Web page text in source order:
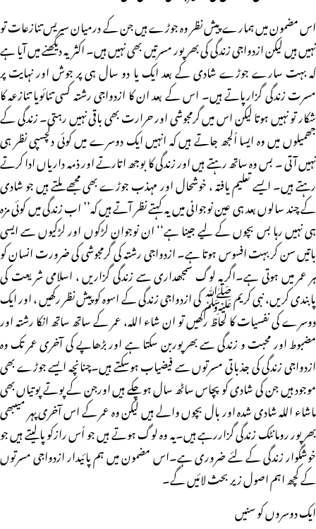
اس مضمون میں ہمارے پیش نظر وہ جوڑے ہیں جن کے درمیان سیریس تنازعات تو
نہیں ہیں لیکن ازدواجی زندگی کی بھرپور مسرتیں بھی نہیں ہیں۔ اکثریہ دیکھنے میں آیا ہے
کہ بہت سارے جوڑے شادی کے بعد ایک یا دو سال ہی پر جوش اور نہایت پر
مسرت زندگی گزارپاتے ہیں۔ اس کے بعد ان کا ازدواجی رشتہ کسی تنائویا تنازعہ کا
شکار تو نہیں ہوتا لیکن اس میں گرمجوشی اور حرارت بھی باقی نہیں رہتی۔ زندگی کے
جھمیلوں میں وہ ایسا اُلجھ جاتے ہیں کہ انہیں ایک دوسرے میں کوئی دلچسپی نظر ہی
نہیں آتی ۔ بس وہ ساتھ رہتے ہیں اور زندگی کا بوجھ اتارتے اور ذمہ داریاں ادا کرتے
رہتے ہیں۔ ایسے تعلیم یافتہ ، خوشحال اور مہذب جوڑے بھی مجھے ملتے ہیں جو شادی
کے چند سالوں بعد ہی عین نوجوانی میں یہ کہتے نظر آتے ہیں کہ’’ اب زندگی میں کوئی مزہ
ہی نہیں رہا بس بچوں کے لیے جینا ہے‘‘ ان نوجوان لڑکوں اور لڑکیوں سے ایسی
باتیں سن کر بہت افسوس ہوتا ہے۔ ازدواجی رشتہ کی گرمجوشی کی ضرورت انسان کو
ہر عمر میں ہوتی ہے۔اگریہ لوگ سمجھداری سے زندگی گزاریں ، اسلامی شر یعت کی
پابندی کریں، نبی کریم ﷺ کی ازدواجی زندگی کے اسوہ کو پیش نظر رکھیں ، اور ایک
دوسرے کی نفسیات کا لحاظ رکھیں تو ان شاء اللہ، عمر کے ساتھ ساتھ انکا رشتہ اور
مضبوط اور محبت و زندگی سے بھرپوربن سکتا ہے اور بڑھاپے کی آخری عمر تک وہ
ازدواجی زندگی کی جذباتی مسرتوں سے فیضیاب ہوسکتے ہیں۔چنانچہ ایسے جوڑے بھی
موجود ہیں جن کی شادی کو پچاس ساٹھ سال ہوچکے ہیں اورجن کے پوتے پوتیاں بھی
ماشاء اللہ شادی شدہ اور بال بچوں والے ہیں لیکن وہ عمر کے اس آخری پہر میںبھی
بھرپور رومانٹک زندگی گزاررہے ہیں۔یہ وہ لوگ ہوتے ہیں جو اُس رازکو پالیتے ہیں جو
خوشگوار زندگی کے لئے ضروری ہے۔اس مضمون میں ہم پائیدار ازدواجی مسرتوں
کے کچھ اہم اصول زیر بحث لائیں گے۔
ایک دوسروں کو سنیں